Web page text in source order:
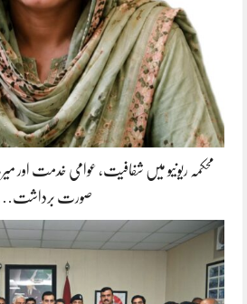
محکمہ ریونیو میں شفافیت، عوامی خدمت اور
صورت برداشت…